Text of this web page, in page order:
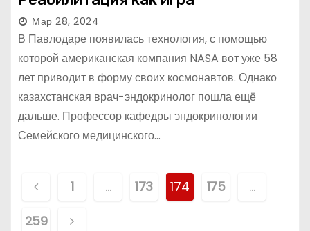
Мар 28, 2024
В Павлодаре появилась технология, с помощью
которой американская компания NASA вот уже 58
лет приводит в форму своих космонавтов. Однако
казахстанская врач-эндокринолог пошла ещё
дальше. Профессор кафедры эндокринологии
Семейского медицинского…
а
1 … 173 174 175
…
259